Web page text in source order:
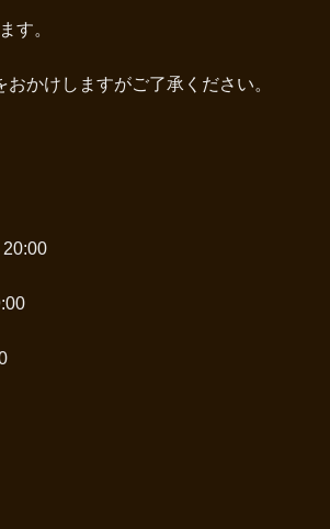
す。
かけしますがご了承ください。